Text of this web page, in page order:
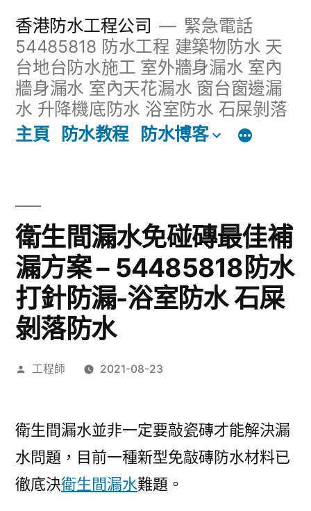
香港防水工程公司
緊急電話
54485818 防水工程 建築物防水 天
台地台防水施工 室外牆身漏水 室內
牆身漏水 室內天花漏水 窗台窗邊漏
水 升降機底防水 浴室防水 石屎剝落
主頁
防水教程 防水博客
衛生間漏水免碰磚最佳補
漏方案 – 54485818防水
打針防漏-浴室防水 石屎
剝落防水
作
工程師 2021-08-23
衛生間漏水並非一定要敲瓷磚才能解決漏
水問題，目前一種新型免敲磚防水材料已
徹底決衛生間漏水難題。